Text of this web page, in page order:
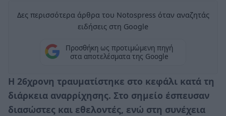
Δες περισσότερα άρθρα του Notospress όταν αναζητάς
ειδήσεις στη Google
Προσθήκη ως προτιμώμενη πηγή
στα αποτελέσματα της Google
Η 26χρονη τραυματίστηκε στο κεφάλι κατά τη
διάρκεια αναρρίχησης. Στο σημείο έσπευσαν
διασώστες και εθελοντές, ενώ στη συνέχεια